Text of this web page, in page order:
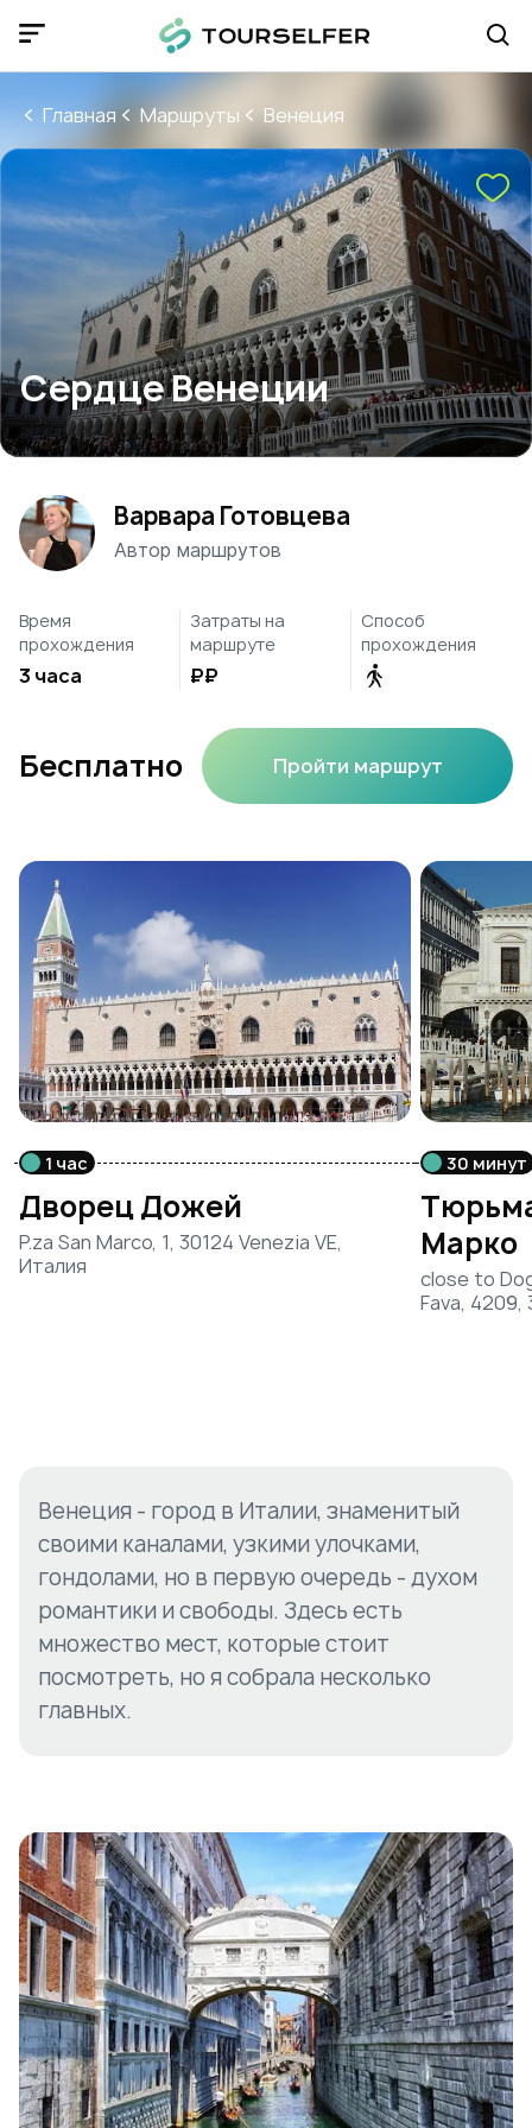
Главная Маршруты Венеция
Сердце Венеции
Варвара Готовцева
Автор маршрутов
Время
прохождения
3 часа
Затраты на
маршруте
₽₽
Способ
прохождения
Бесплатно Пройти маршрут
1 час
Дворец Дожей
P.za San Marco, 1, 30124 Venezia VE,
Италия
30 минут
Марко
close to
Fava, 4209,
Венеция - город в Италии, знаменитый
своими каналами, узкими улочками,
гондолами, но в первую очередь - духом
романтики и свободы. Здесь есть
множество мест, которые стоит
посмотреть, но я собрала несколько
главных.